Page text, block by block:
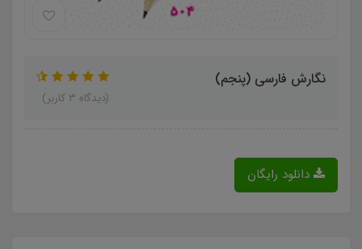
نگارش فارسی (پنجم)
(دیدگاه 3 کاربر)
دانلود رایگان